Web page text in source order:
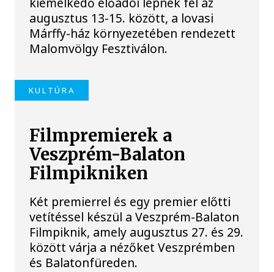
augusztus 13-15. között, a lovasi
Márffy-ház környezetében rendezett
Malomvölgy Fesztiválon.
KULTÚRA
Filmpremierek a
Veszprém-Balaton
Filmpikniken
Két premierrel és egy premier előtti
vetítéssel készül a Veszprém-Balaton
Filmpiknik, amely augusztus 27. és 29.
között várja a nézőket Veszprémben
és Balatonfüreden.